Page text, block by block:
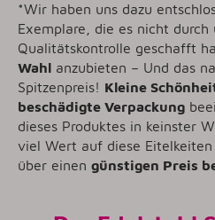
*Wir haben uns dazu
Exemplare, die es nicht durch
Qualitätskontrolle geschafft
Wahl anzubieten – Und das
Spitzenpreis! Kleine
beschädigte Verpackung
dieses Produktes in keinster
viel Wert auf diese
über einen günstigen Preis